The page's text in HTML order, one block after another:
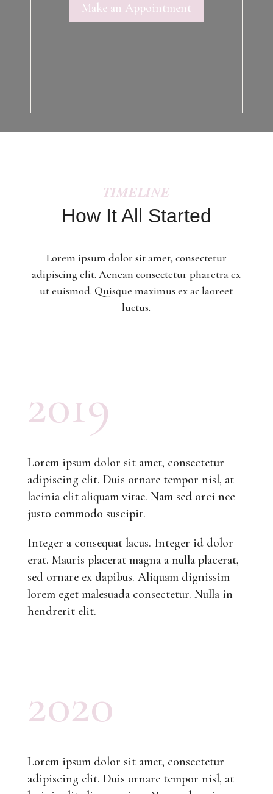
Make an Appointment
TIMELINE
How It All Started
Lorem ipsum dolor sit amet, consectetur
adipiscing elit. Aenean consectetur pharetra ex
ut euismod. Quisque maximus ex ac laoreet
luctus.
2019
Lorem ipsum dolor sit amet, consectetur
adipiscing elit. Duis ornare tempor nisl, at
lacinia elit aliquam vitae. Nam sed orci nec
justo commodo suscipit.
Integer a consequat lacus. Integer id dolor
erat. Mauris placerat magna a nulla placerat,
sed ornare ex dapibus. Aliquam dignissim
lorem eget malesuada consectetur. Nulla in
hendrerit elit.
2020
Lorem ipsum dolor sit amet, consectetur
adipiscing elit. Duis ornare tempor nisl, at